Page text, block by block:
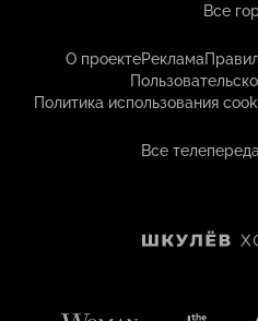
Все
О проектеРеклама
Политика использования
Все